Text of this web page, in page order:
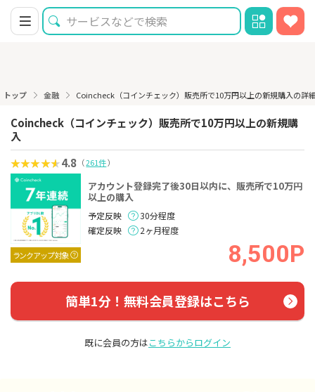
トップ 金融 Coincheck（コインチェック）販売所で10万円以上の新規購入の詳
Coincheck（コインチェック）販売所で10万円以上の新規購
入
4.8 （261件）
ランクアップ対象
アカウント登録完了後30日以内に、販売所で10万円
以上の購入
予定反映
30分程度
確定反映
2ヶ月程度
8,500P
簡単1分！無料会員登録はこちら
既に会員の方はこちらからログイン